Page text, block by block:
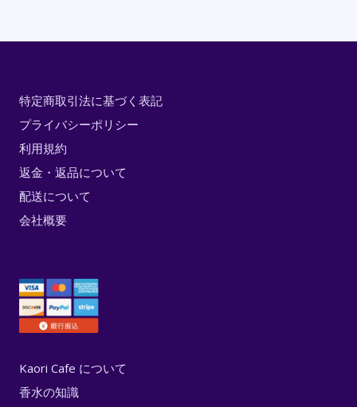
特定商取引法に基づく表記
プライバシーポリシー
利用規約
返金・返品について
配送について
会社概要
Kaori Cafe について
香水の知識